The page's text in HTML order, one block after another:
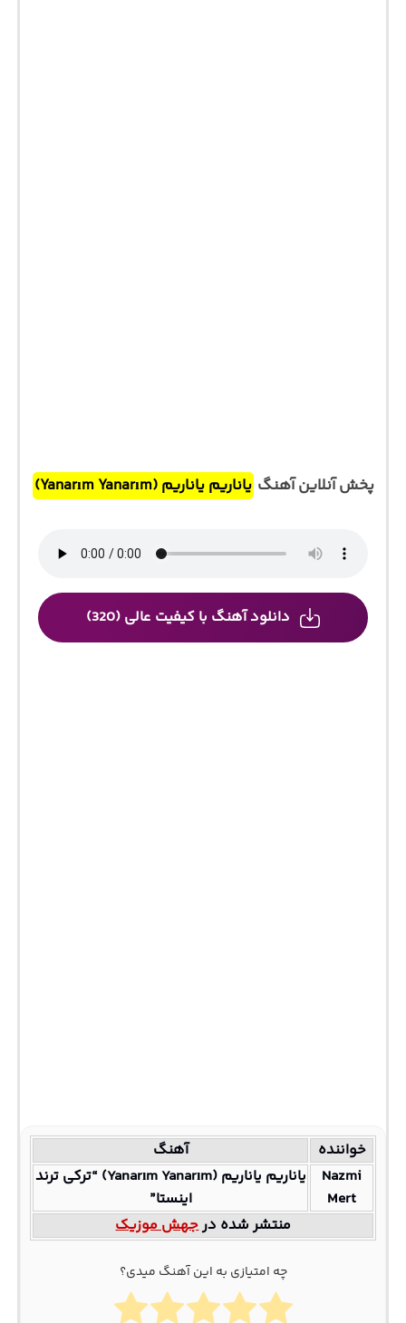
پخش آنلاین آهنگ یاناریم یاناریم (Yanarım Yanarım)
دانلود آهنگ با کیفیت عالی (320)
خواننده
آهنگ
Nazmi
Mert
یاناریم یاناریم (Yanarım Yanarım) “ترکی ترند
اینستا”
منتشر شده درجهش موزیک
چه امتیازی به این آهنگ میدی؟